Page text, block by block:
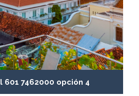
601 7462000 opción 4